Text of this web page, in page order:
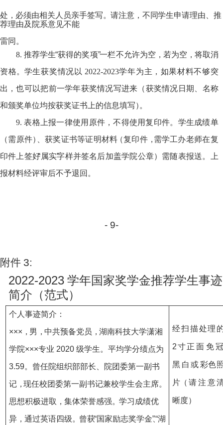
处 ， 必须由相关人员亲手签写。请注意 ， 不同学生申请理由
推
荐理由及院系意见不能
雷同。
8.推荐学生“获得的奖项”一栏不允许为空 ， 若为空 ， 将取消
资格。 学生获奖情况 以 2022-2023学年为主 ， 如果材料不够突
出 ，也可以把前一学年获奖情况写进来 （获奖情况日期、名称
和颁奖单位均按获奖证书上的信息填写） 。
9.表格上报一律使用 原件，不得使用复印件。学生成绩单
（需原件） 、获奖证书等证明材料（复印件 ， 需学工办老师在复
印件上签好“属实字样并签名后加盖学院公章） 需随表报送。上
报材料经评审后不予退回。
- 9-
附件 3:
2022-2023学年国家奖学金推荐学生事迹
简介（范式）
个人事迹简介：
××× ， 男 ， 中共预备党员 ， 湖南科技大学潇湘
学院×××专业 2020级学生。平均学分绩点为
3.59。曾任院组织部部长、 院团委第一副书
记 ，现任校团委第一副书记兼校学生会主席。
思想积极进取 ， 集体荣誉感强。学习成绩优
异 ， 通过英语四级。 曾获“国家励志奖学金、“湖
经扫描处理
2寸正面 免
黑白或彩色
片（请注意
晰度）